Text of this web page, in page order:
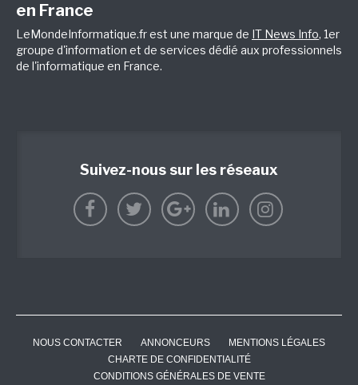
en France
LeMondeInformatique.fr est une marque de IT News Info, 1er
groupe d'information et de services dédié aux professionnels
de l'informatique en France.
Suivez-nous sur les réseaux
NOUS CONTACTER ANNONCEURS
MENTIONS LÉGALES
CHARTE DE CONFIDENTIALITÉ
CONDITIONS GÉNÉRALES DE VENTE